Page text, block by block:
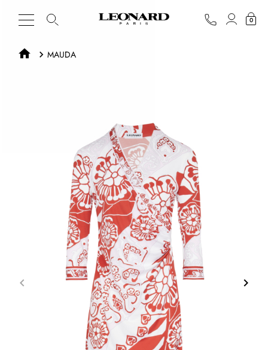
0
MAUDA
Précédent
keyboard_arrow_left keyboard_arrow_right